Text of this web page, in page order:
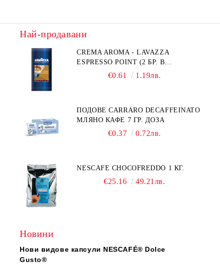
Най-продавани
CREMA AROMA - LAVAZZA
ESPRESSO POINT (2 БР. В
ПАКЕТЧЕ)€0.61 1.19лв.
ПОДОВЕ CARRARO DECAFFEINATO
МЛЯНО КАФЕ 7 ГР. ДОЗА
€0.37 0.72лв.
NESCAFE CHOCOFREDDO 1 КГ.
€25.16 49.21лв.
Новини
Нови видове капсули NESCAFÉ® Dolce
Gusto®